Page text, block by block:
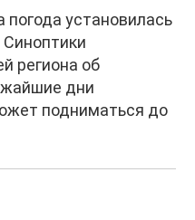
погода установилась
региона об
дни
подниматься до